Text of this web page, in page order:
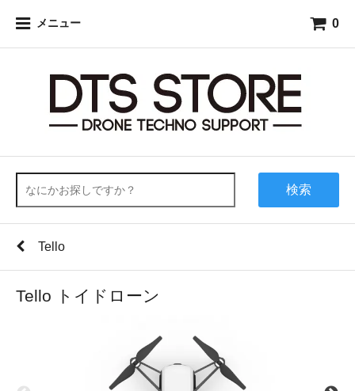
メニュー 0
検索
Tello
Tello トイドローン